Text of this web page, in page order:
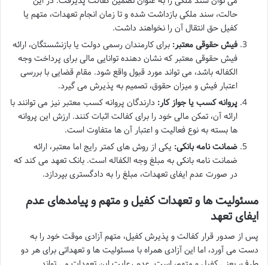
حالت، سند ملکی بازداشت شده و تا زمان انجام تعهدات، متهم یا
کفیل حق انتقال آن را نخواهند داشت.
فیش حقوقی معتبر: برای کارمندان رسمی دولت یا بازنشستگان، ارائه
فیش حقوقی معتبر که نشان دهنده توانایی مالی برای پرداخت وجه
الکفاله باشد، می تواند مورد قبول واقع شود. مقام قضایی با بررسی
اعتبار فیش و میزان حقوق، تصمیم به پذیرش می گیرد.
پروانه کسب یا جواز کار: دارندگان پروانه کسب معتبر نیز می توانند با
ارائه آن، تمکن مالی خود را برای کفالت اثبات کنند. ارزش این پروانه
ها بسته به نوع فعالیت و اعتبار آن ها متفاوت است.
ضمانت نامه بانکی: یکی از روش های کمتر رایج اما معتبر، ارائه
ضمانت نامه بانکی به مبلغ وجه الکفاله است. بانک تعهد می کند که
در صورت عدم ایفای تعهدات، مبلغ را به دادگستری بپردازد.
مسئولیت ها و تعهدات کفیل و متهم و پیامدهای عدم
ایفای تعهد
پس از صدور قرار کفالت و پذیرش کفیل، متهم آزادی موقت خود را به
دست می آورد، اما این آزادی همراه با مسئولیت ها و تعهداتی برای هر دو